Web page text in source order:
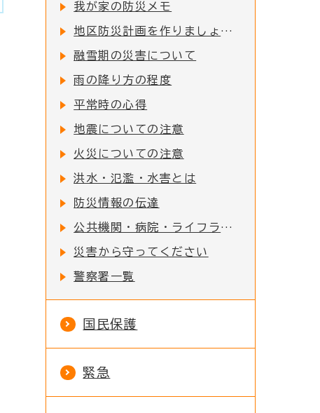
我が家の防災メモ
地区防災計画を作りましょう！
融雪期の災害について
雨の降り方の程度
平常時の心得
地震についての注意
火災についての注意
洪水・氾濫・水害とは
防災情報の伝達
公共機関・病院・ライフライン一覧
災害から守ってください
警察署一覧
国民保護
緊急